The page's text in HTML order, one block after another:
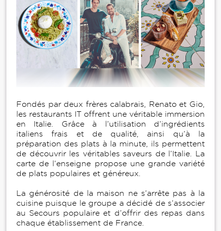
Fondés par deux frères calabrais, Renato et Gio,
les restaurants IT offrent une véritable immersion
en Italie. Grâce à l’utilisation d’ingrédients
italiens frais et de qualité, ainsi qu’à la
préparation des plats à la minute, ils permettent
de découvrir les véritables saveurs de l’Italie. La
carte de l’enseigne propose une grande variété
de plats populaires et généreux.
La générosité de la maison ne s’arrête pas à la
cuisine puisque le groupe a décidé de s’associer
au Secours populaire et d’offrir des repas dans
chaque établissement de France.